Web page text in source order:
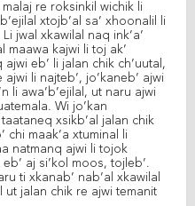
re roksinkil wichik li
xtojb’al sa’ xhoonalil li
jwal xkawilal naq ink’a’
maawa kajwi li toj ak’
ajwi eb’ li jalan chik ch’uutal,
ajwi li najteb’, jo’kaneb’ ajwi
li awa’b’ejilal, ut naru ajwi
Wi jo’kan
xsikb’al jalan chik
chi maak’a xtuminal li
natmanq ajwi li tojok
aj si’kol moos, tojleb’.
ti xkanab’ nab’al xkawilal
ut jalan chik re ajwi temanit